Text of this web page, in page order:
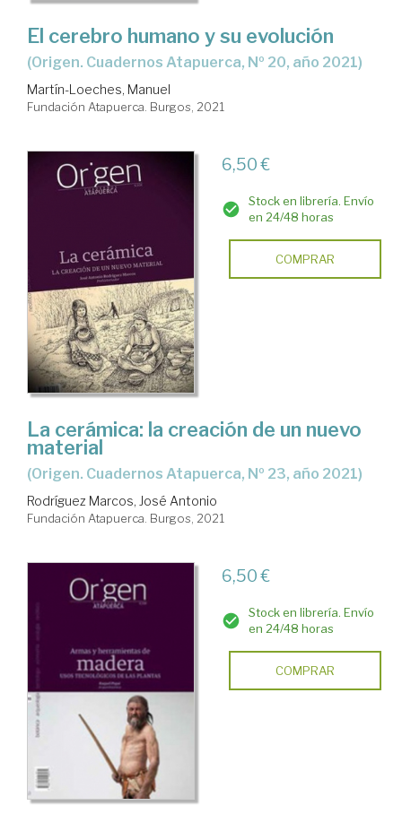
El cerebro humano y su evolución
(Origen. Cuadernos Atapuerca, Nº 20, año 2021)
Martín-Loeches, Manuel
Fundación Atapuerca. Burgos, 2021
6,50 €
Stock en librería. Envío
en 24/48 horas
COMPRAR
La cerámica: la creación de un nuevo
material
(Origen. Cuadernos Atapuerca, Nº 23, año 2021)
Rodríguez Marcos, José Antonio
Fundación Atapuerca. Burgos, 2021
6,50 €
Stock en librería. Envío
en 24/48 horas
COMPRAR